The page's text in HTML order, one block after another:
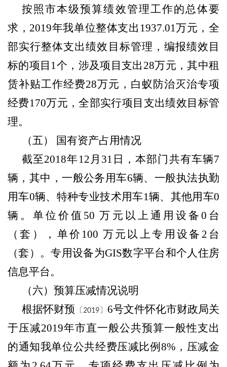
按照市本级预算绩效管理工作的总体要
求， 2019年我单位整体支出1937.01万元 ，全
部实行整体支出绩效目标管理，编报绩效目
标的项目 1个 ， 涉及项目支出 28万元，其中租
赁补贴工作经费28万元，白蚁防治灭治专项
经费170万元，全部实行项目支出绩效目标管
理。
（五）
国有资产占用情况
截至2018年12月31日，本部门共有车辆7
辆，其中，一般公务用车6辆、一般执法执勤
用车0辆、特种专业技术用车1辆、其他用车0
辆。单位价值50 万元以上通用设备0台
（套），单价100 万元以上专用设备2台
（套）。专用设备为GIS数字平台和个人住房
信息平台。
（六） 预算压减情况说明
根据怀财预 〔2019〕 6号文件怀化市财政局关
于压减2019年市直一般公共预算一般性支出
的通知我单位公共经费压减比例8%，压减金